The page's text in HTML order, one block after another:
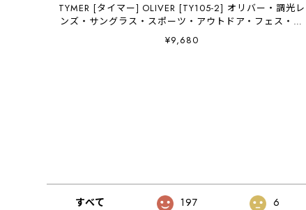
TYMER [タイマー] OLIVER [TY105-2] オリバー・調光レ
ンズ・サングラス・スポーツ・アウトドア・フェス・日
よけ・UVカット・夏小物・アクセサリー・MEN'S /
LADY'S [2026AW]
¥9,680
すべて 197 6